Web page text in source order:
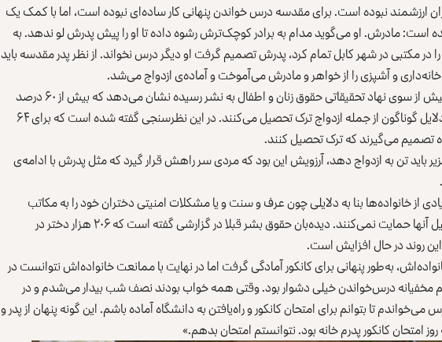
ارزشمند نبوده است. برای مقدسه درس خواندن پنهانی کار ساده‌ای نبوده است، اما با کمک یک
است: مادرش. او می‌گوید مدام به برادر کوچک‌ترش رشوه داده تا او را پیش پدرش لو ندهد. به
مکتبی در شهر کابل تمام کرد، پدرش تصمیم گرفت او دیگر درس نخواند. از نظر پدر مقدسه باید
و آشپزی را از خواهر و مادرش می‌آموخت و آماده‌ی ازدواج می‌شد.
یک تحقیقی که حدود یک سال پیش از سوی نهاد تحقیقاتی حقوق زنان و اطفال به نشر رسیده نشان می‌دهد که بیش از ۶۰ درصد
دختران قبل از پانزده سالگی به دلایل گوناگون از جمله ازدواج ترک تحصیل می‌کنند. در این نظرسنجی گفته شده است که برای ۶۴
تصمیم می‌گیرند که ترک تحصیل کنند.
باید تن به ازدواج دهد، آرزویش این بود که مردی سر راهش قرار گیرد که مثل پدرش با ادامه‌ی
از خانواده‌ها بنا به دلایلی چون عرف و سنت و یا مشکلات امنیتی دختران خود را به مکاتب
نمی‌فرستند و یا از ادامه‌ی تحصیل آنها حمایت نمی‌کنند. دیده‌بان حقوق بشر قبلا در گزارشی گفته است که ۲۰۶ هزار دختر در
روند در حال افزایش است.
به‌طور پنهانی برای کانکور آمادگی گرفت اما در نهایت با ممانعت خانواده‌اش نتوانست در
مخفیانه درس‌خواندن خیلی دشوار بود. وقتی همه خواب بودند نصف شب بیدار می‌شدم و در
تا بتوانم برای امتحان کانکور و راه‌یافتن به دانشگاه آماده باشم. این گونه پنهان از پدر و
امتحان کانکور پدرم خانه بود. نتوانستم امتحان بدهم.»